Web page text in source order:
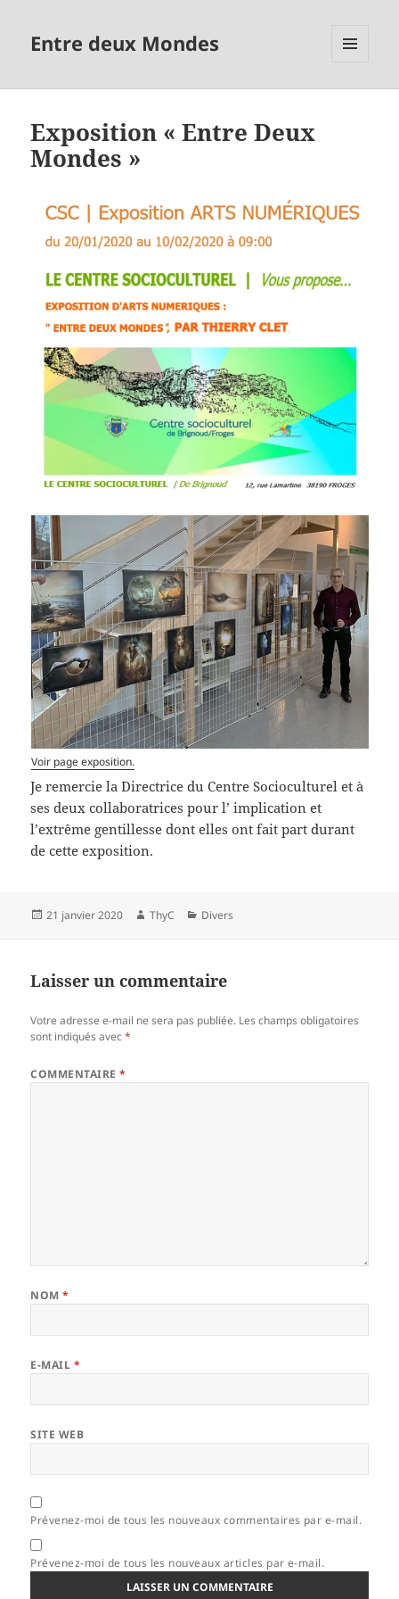
Entre deux Mondes
Exposition « Entre Deux
Mondes »
Voir page exposition.
Je remercie la Directrice du Centre Socioculturel et à
ses deux collaboratrices pour l’ implication et
l’extrême gentillesse dont elles ont fait part durant
de cette exposition.
Publié
21 janvier 2020 Auteur
ThyC Catégories
Divers
Laisser un commentaire
Votre adresse e-mail ne sera pas publiée. Les champs obligatoires
sont indiqués avec*
COMMENTAIRE*
NOM*
E-MAIL *
SITE WEB
Prévenez-moi de tous les nouveaux commentaires par e-mail.
Prévenez-moi de tous les nouveaux articles par e-mail.